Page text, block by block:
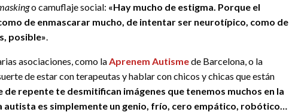
o camuflaje social: «Hay mucho de estigma. Porque el
de enmascarar mucho, de intentar ser neurotípico, como de
posible».
asociaciones, como laAprenem Autismede Barcelona, o la
de estar con terapeutas y hablar con chicos y chicas que están
de repente te desmitifican imágenes que tenemos muchos en la
autista es simplemente un genio, frío, cero empático, robótico…